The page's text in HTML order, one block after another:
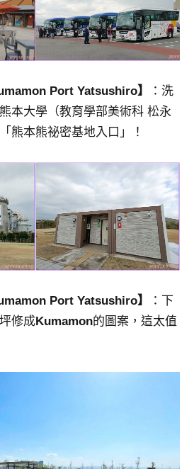
Port Yatsushiro】
：洗
本大學（教育學部美術科 松永
熊本熊祕密基地入口」！
Port Yatsushiro】
：下
修成Kumamon的圖案，這太值